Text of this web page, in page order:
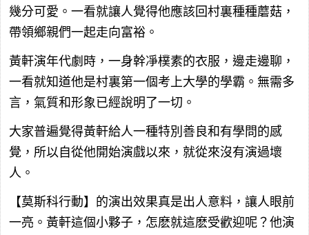
幾分可愛。一看就讓人覺得他應該回村裏種種蘑菇，
帶領鄉親們一起走向富裕。
黃軒演年代劇時，一身幹凈樸素的衣服，邊走邊聊，
一看就知道他是村裏第一個考上大學的學霸。無需多
言，氣質和形象已經說明了一切。
大家普遍覺得黃軒給人一種特別善良和有學問的感
覺，所以自從他開始演戲以來，就從來沒有演過壞
人。
【莫斯科行動】的演出效果真是出人意料，讓人眼前
一亮。黃軒這個小夥子，怎麽就這麽受歡迎呢？他演